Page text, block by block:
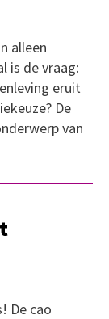
alleen
is de vraag:
eruit
De
van
De cao